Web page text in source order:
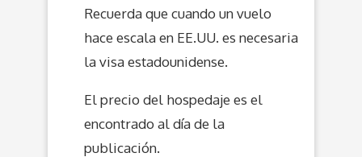
Recuerda que cuando un vuelo
hace escala en EE.UU. es necesaria
la visa estadounidense.
El precio del hospedaje es el
encontrado al día de la
publicación.